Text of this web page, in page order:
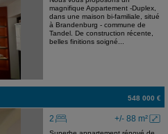
magnifique Appartement -Duplex,
dans une maison bi-familiale, situé
à Brandenburg - commune de
Tandel. De construction récente,
belles finitions soigné...
548 000 €
+/- 88 m²
2